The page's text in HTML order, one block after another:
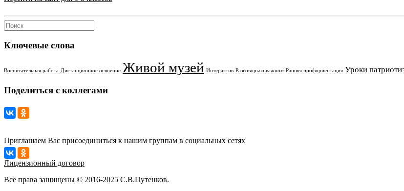
Ключевые слова
Воспитательная работа Дистанционное освоение Живой музей Интерактив Разговоры о важном Ранняя профориентация Уроки
Поделиться с коллегами
Приглашаем Вас присоединиться к нашим группам в социальных сетях
Лицензионный договор
Все права защищены © 2016-2025 С.В.Путенков.